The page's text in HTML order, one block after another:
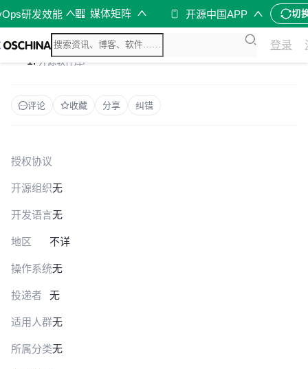
研发效能 媒体矩阵 开源中国APP 切
登录
开源软件库/
评论 收藏 分享 纠错
授权协议
开源组织无
开发语言无
地区 不详
操作系统无
投递者 无
适用人群无
所属分类无